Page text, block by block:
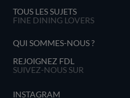
TOUS LES SUJETS
FINE DINING LOVERS
QUI SOMMES-NOUS ?
REJOIGNEZ FDL
SUIVEZ-NOUS SUR
INSTAGRAM